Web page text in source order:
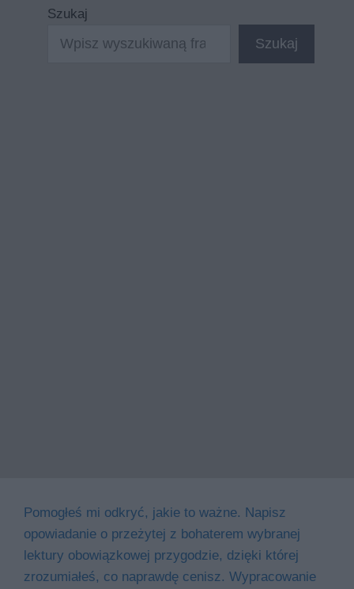
Szukaj
Szukaj
Pomogłeś mi odkryć, jakie to ważne. Napisz
opowiadanie o przeżytej z bohaterem wybranej
lektury obowiązkowej przygodzie, dzięki której
zrozumiałeś, co naprawdę cenisz. Wypracowanie